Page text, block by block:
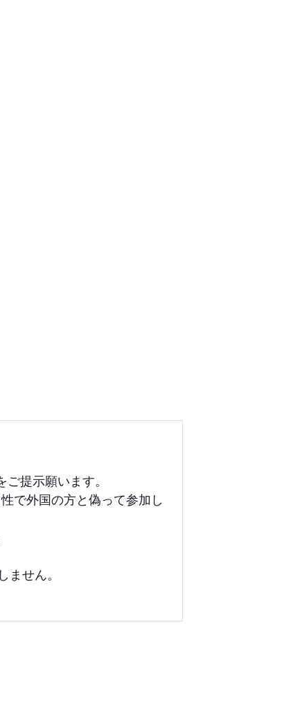
提示願います。
で外国の方と偽って参加し
せん。